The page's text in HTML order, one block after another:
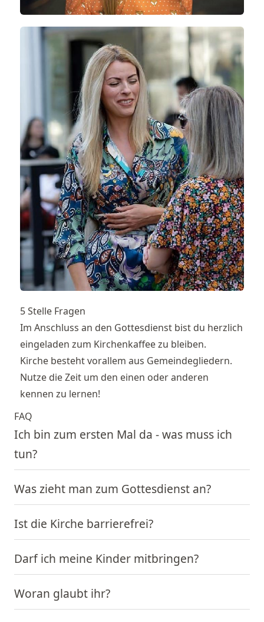
5 Stelle Fragen
Im Anschluss an den Gottesdienst bist du herzlich
eingeladen zum Kirchenkaffee zu bleiben.
Kirche besteht vorallem aus Gemeindegliedern.
Nutze die Zeit um den einen oder anderen
kennen zu lernen!
FAQ
Ich bin zum ersten Mal da - was muss ich
tun?
Was zieht man zum Gottesdienst an?
Ist die Kirche barrierefrei?
Darf ich meine Kinder mitbringen?
Woran glaubt ihr?